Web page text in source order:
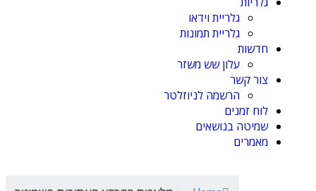
גלריית וידאו
גלריית תמונות
חדשות
עלון שש משזר
צור קשר
הרשמה לניוזלטר
לוח זמנים
שמיטה בנושאים
מאמרים